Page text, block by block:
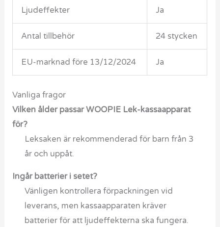
Ljudeffekter Ja
Antal tillbehör 24 stycken
EU-marknad före 13/12/2024 Ja
Vanliga fragor
Vilken ålder passar WOOPIE Lek-kassaapparat
för?
Leksaken är rekommenderad för barn från 3
år och uppåt.
Ingår batterier i setet?
Vänligen kontrollera förpackningen vid
leverans, men kassaapparaten kräver
batterier för att ljudeffekterna ska fungera.